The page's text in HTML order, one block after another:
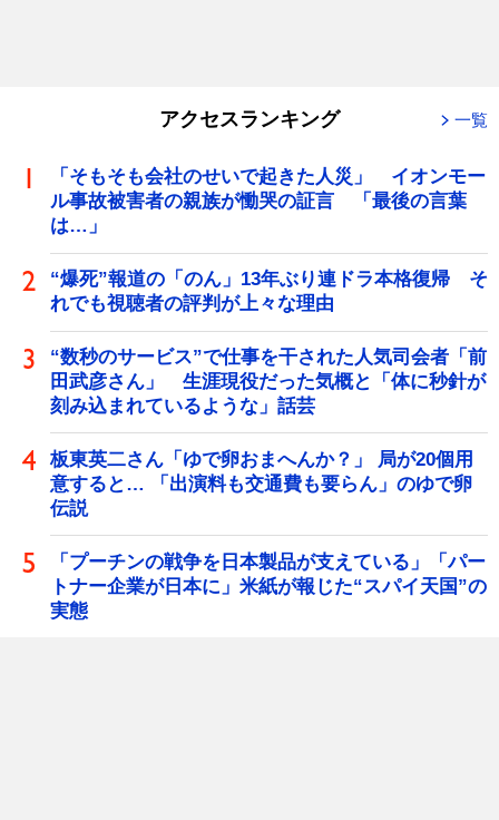
アクセスランキング 一覧
「そもそも会社のせいで起きた人災」 イオンモー
ル事故被害者の親族が慟哭の証言 「最後の言葉
は…」
“爆死”報道の「のん」13年ぶり連ドラ本格復帰 そ
れでも視聴者の評判が上々な理由
“数秒のサービス”で仕事を干された人気司会者「前
田武彦さん」 生涯現役だった気概と「体に秒針が
刻み込まれているような」話芸
板東英二さん「ゆで卵おまへんか？」 局が20個用
意すると… 「出演料も交通費も要らん」のゆで卵
伝説
「プーチンの戦争を日本製品が支えている」「パー
トナー企業が日本に」米紙が報じた“スパイ天国”の
実態